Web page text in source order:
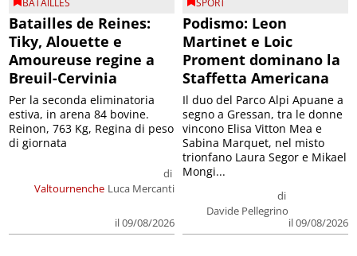
BATAILLES
Batailles de Reines:
Tiky, Alouette e
Amoureuse regine a
Breuil-Cervinia
Valtournenche
di
Luca Mercanti
il 09/08/2026
Per la seconda eliminatoria
estiva, in arena 84 bovine.
Reinon, 763 Kg, Regina di peso
di giornata
SPORT
Podismo: Leon
Martinet e Loic
Proment dominano la
Staffetta Americana
di
Davide Pellegrino
il 09/08/2026
Il duo del Parco Alpi Apuane a
segno a Gressan, tra le donne
vincono Elisa Vitton Mea e
Sabina Marquet, nel misto
trionfano Laura Segor e Mikael
Mongi...